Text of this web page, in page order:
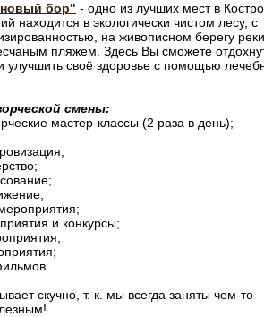
бор" - одно из лучших мест в
находится в экологически чистом лесу, с
на живописном берегу
пляжем. Здесь Вы сможете
улучшить своё здоровье с помощью
смены:
мастер-классы (2 раза в день);
и конкурсы;
скучно, т. к. мы всегда заняты чем-то